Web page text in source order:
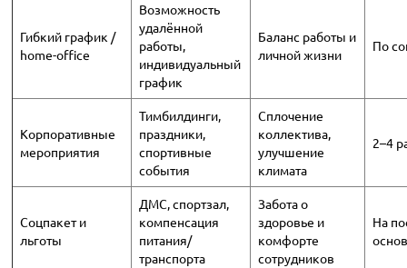
Гибкий график /
home-office
Возможность
удалённой
работы,
индивидуальный
график
Баланс работы и
личной жизни
По
Корпоративные
мероприятия
Тимбилдинги,
праздники,
спортивные
события
Сплочение
коллектива,
улучшение
климата
2–4
Соцпакет и
льготы
ДМС, спортзал,
компенсация
питания/
транспорта
Забота о
здоровье и
комфорте
сотрудников
На